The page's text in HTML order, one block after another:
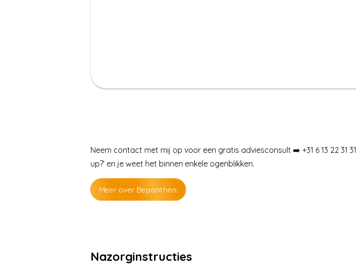
Neem contact met mij op voor een gratis adviesconsult➡️+31 6 13 22 31 31
up?’ en je weet het binnen enkele ogenblikken.
Meer over Bepanthen.
Nazorginstructies